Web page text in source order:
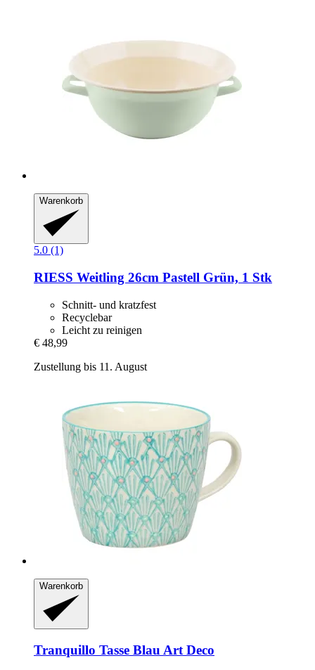
Warenkorb
5.0 (1)
RIESS Weitling 26cm Pastell Grün, 1 Stk
Schnitt- und kratzfest
Recyclebar
Leicht zu reinigen
€ 48,99
Zustellung bis 11. August
Warenkorb
Tranquillo Tasse Blau Art Deco